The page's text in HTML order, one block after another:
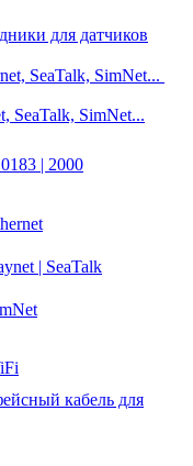
для датчиков
SeaTalk, SimNet...
SeaTalk, SimNet...
| 2000
| SeaTalk
кабель для